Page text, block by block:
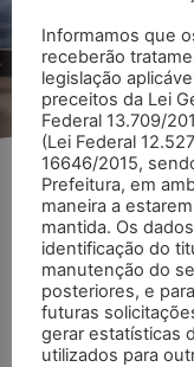
Voltar para página
Outubro
TI Craisa 08/05/
DOWNLOAD
Informamos que
receberão
legislação
preceitos da Lei
Federal 13.709/
(Lei Federal
16646/2015,
Prefeitura, em
maneira a
mantida. Os
identificação do
manutenção do
posteriores, e
futuras
gerar estatísticas
utilizados para